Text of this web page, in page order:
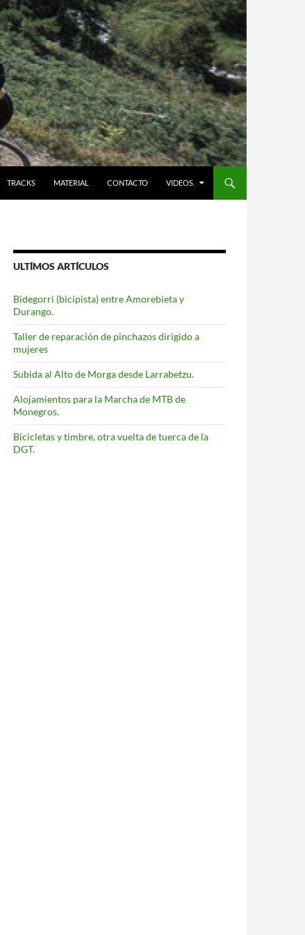
TRACKS MATERIAL CONTACTO VIDEOS.
ULTÍMOS ARTÍCULOS
Bidegorri (bicipista) entre Amorebieta y
Durango.
Taller de reparación de pinchazos dirigido a
mujeres
Subida al Alto de Morga desde Larrabetzu.
Alojamientos para la Marcha de MTB de
Monegros.
Bicicletas y timbre, otra vuelta de tuerca de la
DGT.